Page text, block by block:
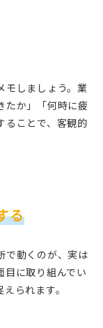
モしましょう。業
たか」「何時に疲
ることで、客観的
る
で動くのが、実は
目に取り組んでい
られます。